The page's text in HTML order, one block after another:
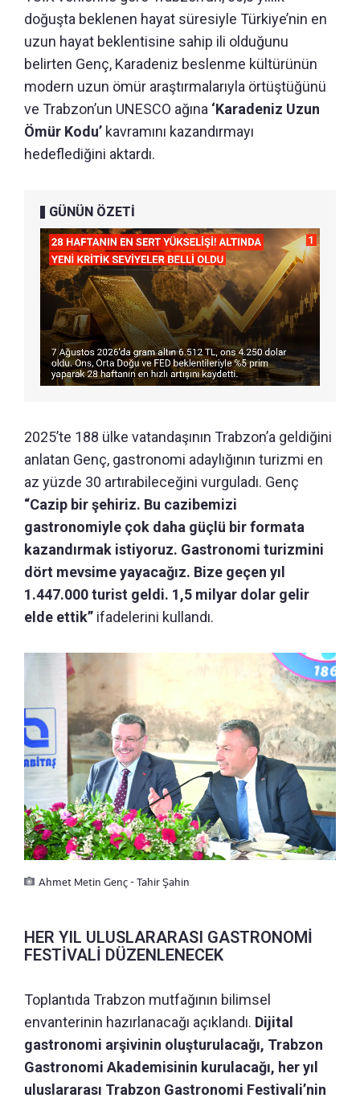
doğuşta beklenen hayat süresiyle Türkiye’nin en
uzun hayat beklentisine sahip ili olduğunu
belirten Genç, Karadeniz beslenme kültürünün
modern uzun ömür araştırmalarıyla örtüştüğünü
ve Trabzon’un UNESCO ağına ‘Karadeniz Uzun
Ömür Kodu’ kavramını kazandırmayı
hedeflediğini aktardı.
GÜNÜN ÖZETİ
2025’te 188 ülke vatandaşının Trabzon’a geldiğini
anlatan Genç, gastronomi adaylığının turizmi en
az yüzde 30 artırabileceğini vurguladı. Genç
“Cazip bir şehiriz. Bu cazibemizi
gastronomiyle çok daha güçlü bir formata
kazandırmak istiyoruz. Gastronomi turizmini
dört mevsime yayacağız. Bize geçen yıl
1.447.000 turist geldi. 1,5 milyar dolar gelir
elde ettik” ifadelerini kullandı.
Ahmet Metin Genç - Tahir Şahin
HER YIL ULUSLARARASI GASTRONOMİ
FESTİVALİ DÜZENLENECEK
Toplantıda Trabzon mutfağının bilimsel
envanterinin hazırlanacağı açıklandı. Dijital
gastronomi arşivinin oluşturulacağı, Trabzon
Gastronomi Akademisinin kurulacağı, her yıl
uluslararası Trabzon Gastronomi Festivali’nin